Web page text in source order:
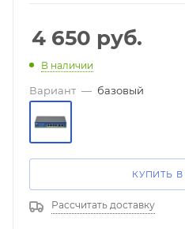
стандартам: Поддерживает
-45° до +55°C, Габариты ИП:
4 650 руб.
В наличии
Вариант — базовый
КУПИТЬ В
Рассчитать доставку